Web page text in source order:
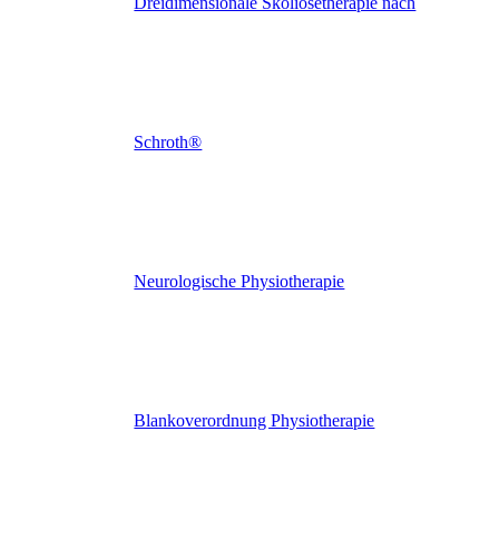
Schroth®
Neurologische Physiotherapie
Blankoverordnung Physiotherapie